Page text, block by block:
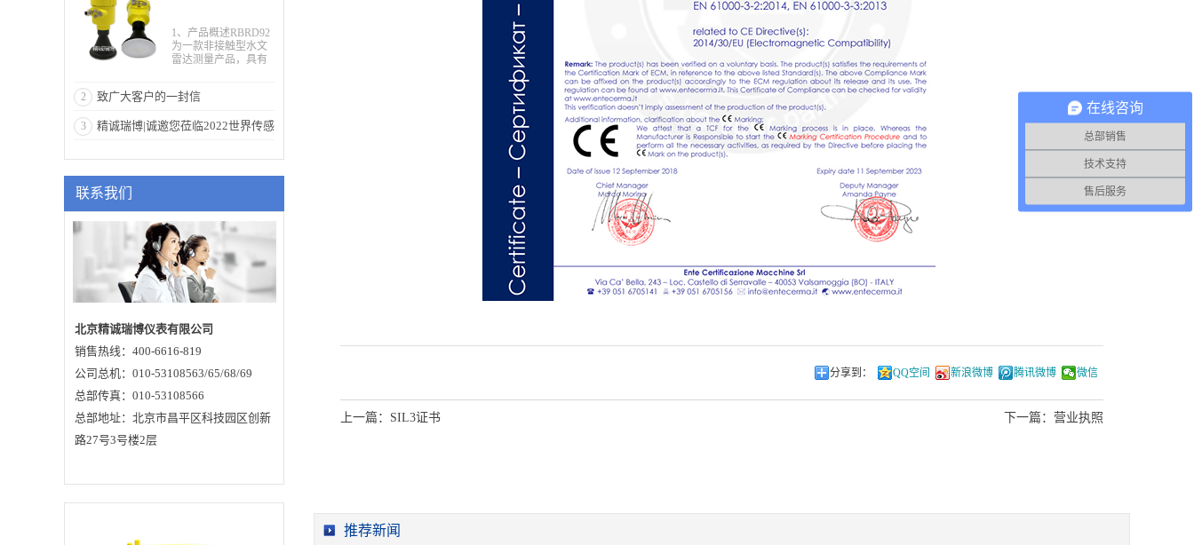
1、产品概述RBRD92
为一款非接触型水文
雷达测量产品，具有
配RS485/Modbus协
值守且运行稳定可
位数据实时GPRS电话
应力，破除野外生态
干扰，真正实现现场
零维护，工业设计理
念，将产品本身融入
自然环境。2、特点波
束角小，能量集中，
具有更强抗干扰能
精度和可靠性天线尺
防尘罩等天线防护装
70米，覆盖大型水库
等水位测量采用脉冲
计发射功率极低，对
水文测量，破除野外
2 致广大客户的一封信
3 精诚瑞博|诚邀您莅临2022世界传感
联系我们
北京精诚瑞博仪表有限公司
销售热线：400-6616-819
公司总机：010-53108563/65/68/69
总部传真：010-53108566
总部地址：北京市昌平区科技园区创新
路27号3号楼2层
分享到： QQ空间 新浪微博 腾讯微博 微信
上一篇： SIL3证书 下一篇： 营业执照
推荐新闻
在线咨询
总部销售
技术支持
售后服务